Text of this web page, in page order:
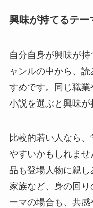
興味が持てるテ
自分自身が興味が
ャンルの中から、
すめです。同じ職
小説を選ぶと興味が
比較的若い人なら
やすいかもしれま
品も登場人物に親し
家族など、身の回
ーマの場合も、共